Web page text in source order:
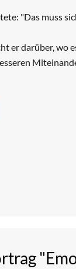
"Das muss
er darüber, wo